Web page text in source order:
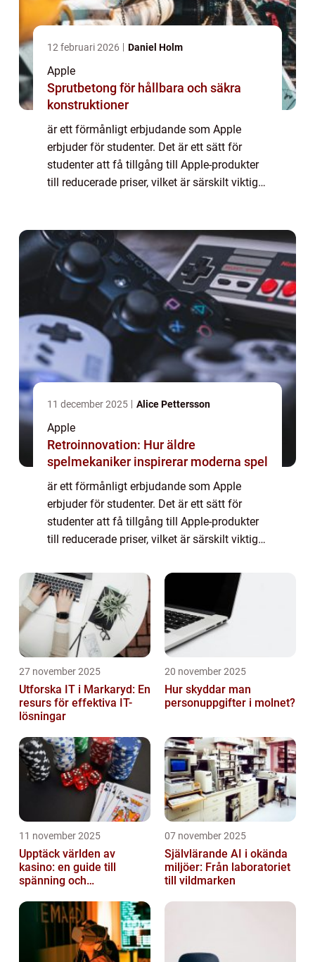
12 februari 2026 Daniel Holm
Apple
Sprutbetong för hållbara och säkra
konstruktioner
är ett förmånligt erbjudande som Apple
erbjuder för studenter. Det är ett sätt för
studenter att få tillgång till Apple-produkter
till reducerade priser, vilket är särskilt viktigt
11 december 2025 Alice Pettersson
Apple
Retroinnovation: Hur äldre
spelmekaniker inspirerar moderna spel
är ett förmånligt erbjudande som Apple
erbjuder för studenter. Det är ett sätt för
studenter att få tillgång till Apple-produkter
till reducerade priser, vilket är särskilt viktigt
resurser. I denna artikel kom...
27 november 2025
Utforska IT i Markaryd: En
resurs för effektiva IT-
lösningar
20 november 2025
Hur skyddar man
personuppgifter i molnet?
11 november 2025
Upptäck världen av
kasino: en guide till
spänning och
07 november 2025
Självlärande AI i okända
miljöer: Från laboratoriet
till vildmarken